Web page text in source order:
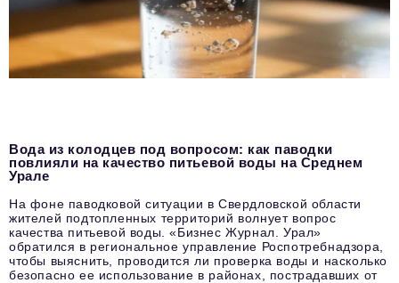
Вода из колодцев под вопросом: как паводки
повлияли на качество питьевой воды на Среднем
Урале
На фоне паводковой ситуации в Свердловской области
жителей подтопленных территорий волнует вопрос
качества питьевой воды. «Бизнес Журнал. Урал»
обратился в региональное управление Роспотребнадзора,
чтобы выяснить, проводится ли проверка воды и насколько
безопасно ее использование в районах, пострадавших от